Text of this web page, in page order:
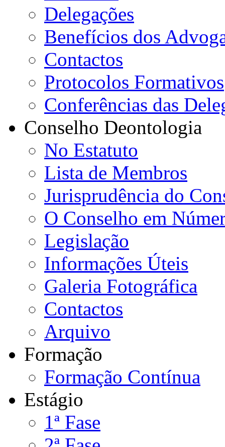
Delegações
Benefícios dos
Contactos
Protocolos Formativos
Conferências das
Conselho Deontologia
No Estatuto
Lista de Membros
Jurisprudência do
O Conselho em
Legislação
Informações Úteis
Galeria Fotográfica
Contactos
Arquivo
Formação
Formação Contínua
Estágio
1ª Fase